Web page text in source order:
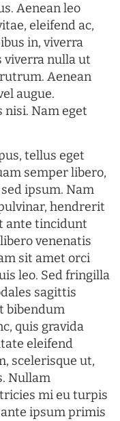
Aenean leo
eleifend ac,
in, viverra
viverra nulla ut
Aenean
augue.
Nam eget
tellus eget
semper libero,
ipsum. Nam
hendrerit
ante tincidunt
venenatis
sit amet orci
leo. Sed fringilla
sagittis
bibendum
quis gravida
eleifend
scelerisque ut,
Nullam
mi eu turpis
ipsum primis